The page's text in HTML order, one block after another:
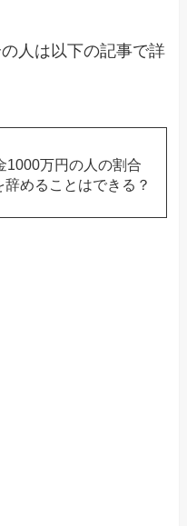
人は以下の記事で詳
1000万円の人の割合
辞めることはできる？